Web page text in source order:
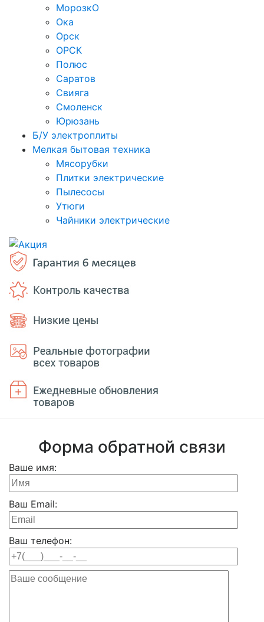
МорозкО
Ока
Орск
ОРСК
Полюс
Саратов
Свияга
Смоленск
Юрюзань
Б/У электроплиты
Мелкая бытовая техника
Мясорубки
Плитки электрические
Пылесосы
Утюги
Чайники электрические
Форма обратной связи
Ваше имя:
Ваш Email:
Ваш телефон: